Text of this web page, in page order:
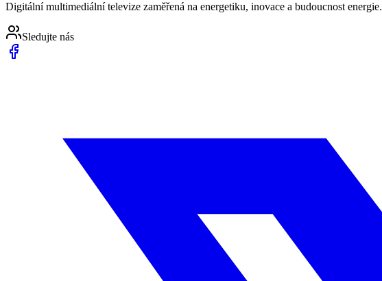
Digitální multimediální televize zaměřená na energetiku, inovace a budoucnost energie.
Sledujte nás